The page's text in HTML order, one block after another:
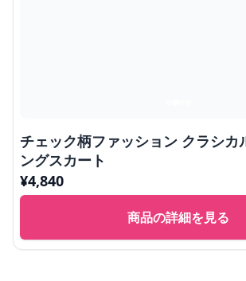
チェック柄ファッション クラシカ
ングスカート
¥4,840
商品の詳細を見る